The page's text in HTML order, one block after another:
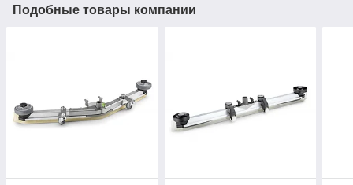
Подобные товары компании